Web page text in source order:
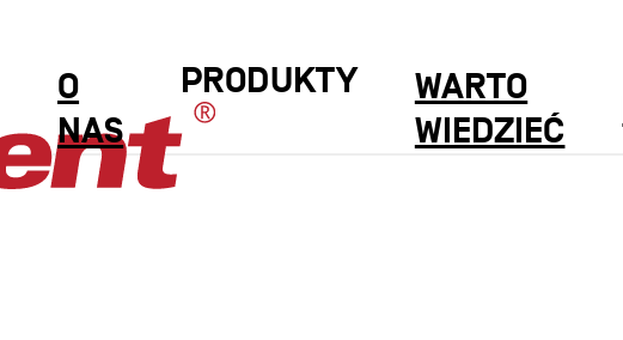
O
NAS
PRODUKTY
WARTO
WIEDZIEĆ